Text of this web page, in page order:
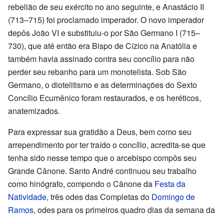
rebelião de seu exército no ano seguinte, e Anastácio II
(713–715) foi proclamado imperador. O novo imperador
depôs João VI e substituiu-o por São Germano I (715–
730), que até então era Bispo de Cízico na Anatólia e
também havia assinado contra seu concílio para não
perder seu rebanho para um monotelista. Sob São
Germano, o diotelitismo e as determinações do Sexto
Concílio Ecumênico foram restaurados, e os heréticos,
anatemizados.
Para expressar sua gratidão a Deus, bem como seu
arrependimento por ter traído o concílio, acredita-se que
tenha sido nesse tempo que o arcebispo compôs seu
Grande Cânone. Santo André continuou seu trabalho
como hinógrafo, compondo o Cânone da Festa da
Natividade, três odes das Completas do Domingo de
Ramos, odes para os primeiros quadro dias da semana da